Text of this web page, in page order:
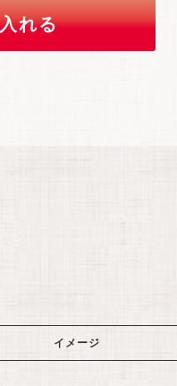
れる
イメージ